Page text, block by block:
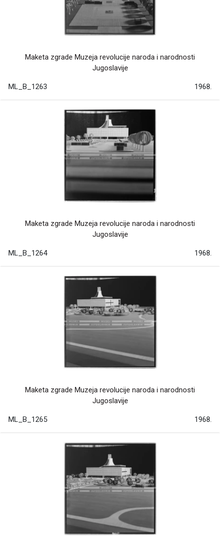
Maketa zgrade Muzeja revolucije naroda i narodnosti
Jugoslavije
ML_B_1263 1968.
Maketa zgrade Muzeja revolucije naroda i narodnosti
Jugoslavije
ML_B_1264 1968.
Maketa zgrade Muzeja revolucije naroda i narodnosti
Jugoslavije
ML_B_1265 1968.